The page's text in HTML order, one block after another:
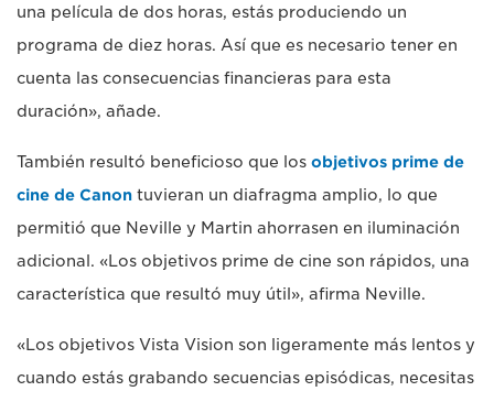
una película de dos horas, estás produciendo un
programa de diez horas. Así que es necesario tener en
cuenta las consecuencias financieras para esta
duración», añade.
También resultó beneficioso que los objetivos prime de
cine de Canon tuvieran un diafragma amplio, lo que
permitió que Neville y Martin ahorrasen en iluminación
adicional. «Los objetivos prime de cine son rápidos, una
característica que resultó muy útil», afirma Neville.
«Los objetivos Vista Vision son ligeramente más lentos y
cuando estás grabando secuencias episódicas, necesitas